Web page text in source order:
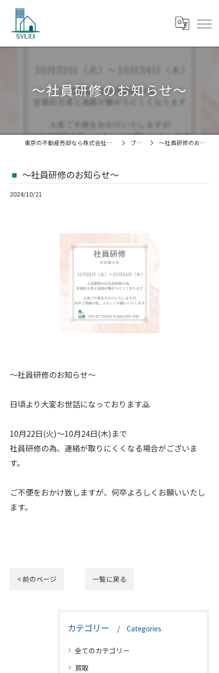
〜社員研修のお知らせ〜
東京の不動産売却なら株式会社集英都市開発 ブログ 〜社員研修のお知らせ〜
〜社員研修のお知らせ〜
2024/10/21
〜社員研修のお知らせ〜
日頃より大変お世話になっております🙇
10月22日(火)〜10月24日(木)まで
社員研修の為、連絡が取りにくくなる場合がございま
す。
ご不便をおかけ致しますが、何卒よろしくお願いいたし
ます。
< 前のページ 一覧に戻る
カテゴリー Categories
全てのカテゴリー
買取